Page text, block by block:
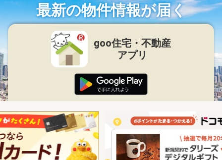
最新の物件情報が届く
goo住宅・不動産
アプリ